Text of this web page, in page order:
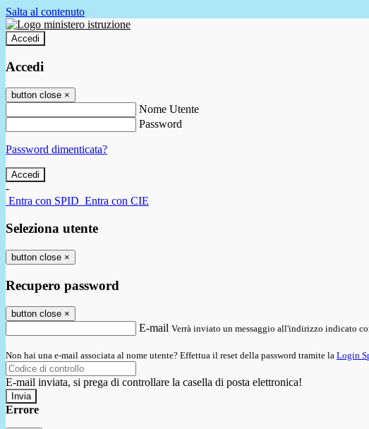
Salta al contenuto
Accedi
Accedi
button close ×
Nome Utente
Password
Password dimenticata?
-
Entra con SPID Entra con CIE
Seleziona utente
button close ×
Recupero password
button close ×
E-mail Verrà inviato un messaggio all'indirizzo indicato
Non hai una e-mail associata al nome utente? Effettua il reset della password tramite la Login
E-mail inviata, si prega di controllare la casella di posta elettronica!
Errore